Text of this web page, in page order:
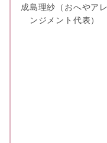
成島理紗（おへやアレ
ンジメント代表）